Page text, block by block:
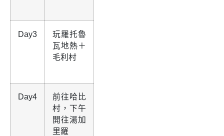
Day3
玩羅托魯
瓦地熱＋
毛利村
Day4
前往哈比
村，下午
開往湯加
里羅